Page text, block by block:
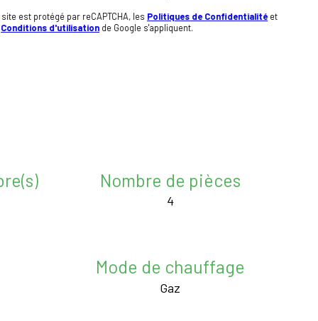
site est protégé par reCAPTCHA, les Politiques de Confidentialitéet
Conditions d'utilisationde Google s'appliquent.
Nombre de pièces
4
Mode de chauffage
Gaz